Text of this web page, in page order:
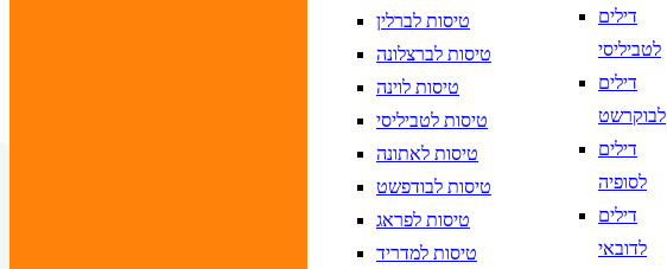
טיסות לברלין
טיסות לברצלונה
טיסות לוינה
טיסות לטביליסי
טיסות לאתונה
טיסות לבודפשט
טיסות לפראג
טיסות למדריד
דילים
לטביליסי
דילים
לבוקרשט
דילים
לסופיה
דילים
לדובאי
נא לוודא בחירת יעד לפני בחירת תאריך,